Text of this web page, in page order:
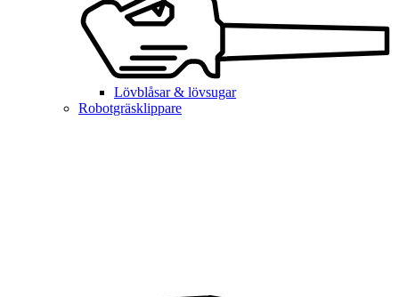
Lövblåsar & lövsugar
Robotgräsklippare